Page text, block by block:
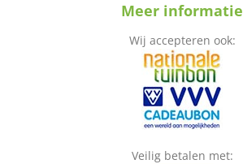
Meer informatie
Wij accepteren ook:
Veilig betalen met: